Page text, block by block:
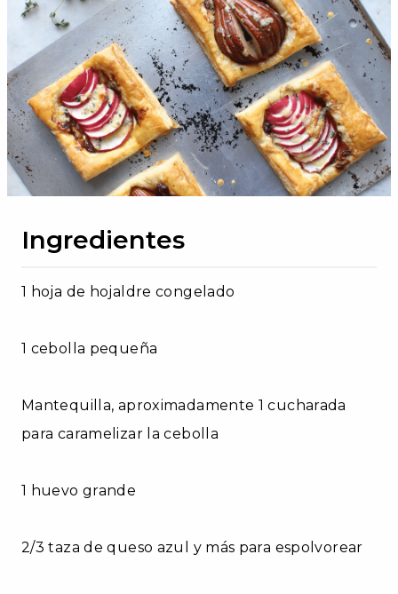
Ingredientes
1 hoja de hojaldre congelado
1 cebolla pequeña
Mantequilla, aproximadamente 1 cucharada
para caramelizar la cebolla
1 huevo grande
2/3 taza de queso azul y más para espolvorear